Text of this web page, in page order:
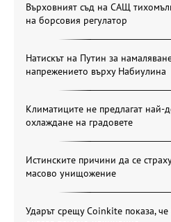
Върховният съд на САЩ
на борсовия регулатор
Натискът на Путин за
напрежението върху Набиулина
Климатиците не предлагат най-
охлаждане на градовете
Истинските причини да се
масово унищожение
Ударът срещу Coinkite показа,